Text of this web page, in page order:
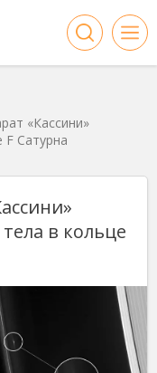
«Кассини»
F Сатурна
в кольце